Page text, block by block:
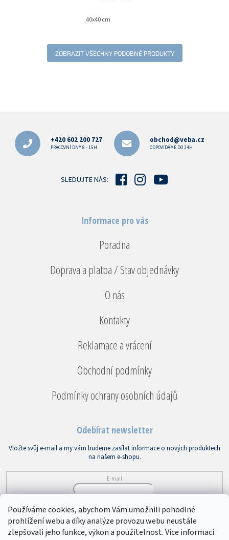
Používáme cookies, abychom Vám umožnili pohodlné
prohlížení webu a díky analýze provozu webu neustále
zlepšovali jeho funkce, výkon a použitelnost. Více informací
40x40 cm
ZOBRAZIT VŠECHNY PODOBNÉ PRODUKTY
+420 602 200 727
PRACOVNÍ DNY 8 - 15H
obchod@veba.cz
ODPOVÍDÁME DO 24H
SLEDUJTE NÁS:
Informace pro vás
Poradna
Doprava a platba / Stav objednávky
O nás
Kontakty
Reklamace a vrácení
Obchodní podmínky
Podmínky ochrany osobních údajů
Odebírat newsletter
Vložte svůj e-mail a my vám budeme zasílat informace o nových produktech
na našem e-shopu.
E-mail
PŘIHLÁSIT SE